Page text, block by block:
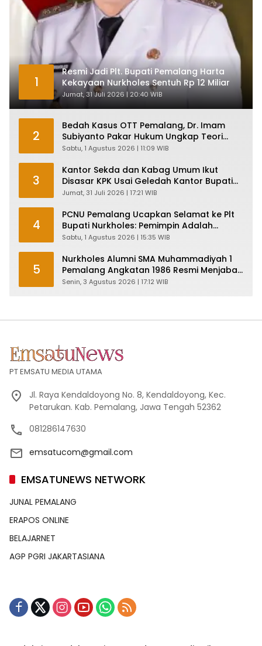
1
Resmi Jadi Plt. Bupati Pemalang Harta
Kekayaan Nurkholes Sentuh Rp 12 Miliar
Jumat, 31 Juli 2026 | 20:40 WIB
2
Bedah Kasus OTT Pemalang, Dr. Imam
Subiyanto Pakar Hukum Ungkap Teori
Penyertaan KPK
Sabtu, 1 Agustus 2026 | 11:09 WIB
3
Kantor Sekda dan Kabag Umum Ikut
Disasar KPK Usai Geledah Kantor Bupati
Pemalang
Jumat, 31 Juli 2026 | 17:21 WIB
4
PCNU Pemalang Ucapkan Selamat ke Plt
Bupati Nurkholes: Pemimpin Adalah
Pelayan Rakyat!
Sabtu, 1 Agustus 2026 | 15:35 WIB
5
Nurkholes Alumni SMA Muhammadiyah 1
Pemalang Angkatan 1986 Resmi Menjabat
Plt Bupati, Inilah Pesan Ketua Asmam 86
Senin, 3 Agustus 2026 | 17:12 WIB
PT EMSATU MEDIA UTAMA
Jl. Raya Kendaldoyong No. 8, Kendaldoyong, Kec.
Petarukan. Kab. Pemalang, Jawa Tengah 52362
081286147630
emsatucom@gmail.com
EMSATUNEWS NETWORK
JUNAL PEMALANG
ERAPOS ONLINE
BELAJARNET
AGP PGRI JAKARTASIANA